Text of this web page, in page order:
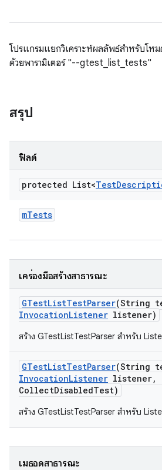
โปรแกรมแยกวิเคราะห์ผลลัพธ์สำหรับโห
ด้วยพารามิเตอร์ "--gtest_list_tests"
สรุป
ฟิลด์
protected List<Test
mTests
เครื่องมือสร้างสาธารณะ
GTestListTestParser(String
InvocationListener listener)
สร้าง GTestListTestParser สำหรับ
GTestListTestParser(String
InvocationListener listener,
CollectDisabledTest)
สร้าง GTestListTestParser สำหรับ
เมธอดสาธารณะ